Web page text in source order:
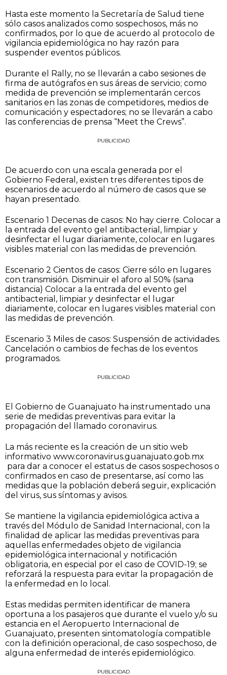
Hasta este momento la Secretaría de Salud tiene
sólo casos analizados como sospechosos, más no
confirmados, por lo que de acuerdo al protocolo de
vigilancia epidemiológica no hay razón para
suspender eventos públicos.
Durante el Rally, no se llevarán a cabo sesiones de
firma de autógrafos en sus áreas de servicio; como
medida de prevención se implementarán cercos
sanitarios en las zonas de competidores, medios de
comunicación y espectadores; no se llevarán a cabo
las conferencias de prensa “Meet the Crews”.
PUBLICIDAD
De acuerdo con una escala generada por el
Gobierno Federal, existen tres diferentes tipos de
escenarios de acuerdo al número de casos que se
hayan presentado.
Escenario 1 Decenas de casos: No hay cierre. Colocar a
la entrada del evento gel antibacterial, limpiar y
desinfectar el lugar diariamente, colocar en lugares
visibles material con las medidas de prevención.
Escenario 2 Cientos de casos: Cierre sólo en lugares
con transmisión. Disminuir el aforo al 50% (sana
distancia) Colocar a la entrada del evento gel
antibacterial, limpiar y desinfectar el lugar
diariamente, colocar en lugares visibles material con
las medidas de prevención.
Escenario 3 Miles de casos: Suspensión de actividades.
Cancelación o cambios de fechas de los eventos
programados.
PUBLICIDAD
El Gobierno de Guanajuato ha instrumentado una
serie de medidas preventivas para evitar la
propagación del llamado coronavirus.
La más reciente es la creación de un sitio web
informativo www.coronavirus.guanajuato.gob.mx
para dar a conocer el estatus de casos sospechosos o
confirmados en caso de presentarse, así como las
medidas que la población deberá seguir, explicación
del virus, sus síntomas y avisos.
Se mantiene la vigilancia epidemiológica activa a
través del Módulo de Sanidad Internacional, con la
finalidad de aplicar las medidas preventivas para
aquellas enfermedades objeto de vigilancia
epidemiológica internacional y notificación
obligatoria, en especial por el caso de COVID-19; se
reforzará la respuesta para evitar la propagación de
la enfermedad en lo local.
Estas medidas permiten identificar de manera
oportuna a los pasajeros que durante el vuelo y/o su
estancia en el Aeropuerto Internacional de
Guanajuato, presenten sintomatología compatible
con la definición operacional, de caso sospechoso, de
alguna enfermedad de interés epidemiológico.
PUBLICIDAD